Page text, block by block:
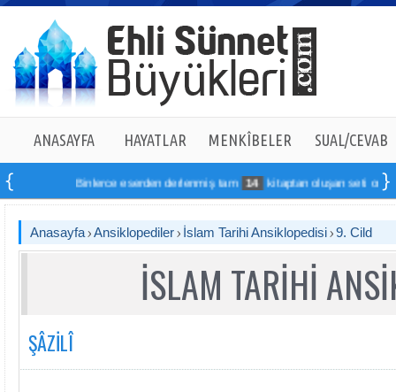
ANASAYFA HAYATLAR MENKÎBELER SUAL/CEVAB
Binlerce eserden derlenmiş tam 14 kitaptan oluşan seti online
Anasayfa Ansiklopediler İslam Tarihi Ansiklopedisi 9. Cild
İSLAM TARİHİ
ŞÂZİLÎ